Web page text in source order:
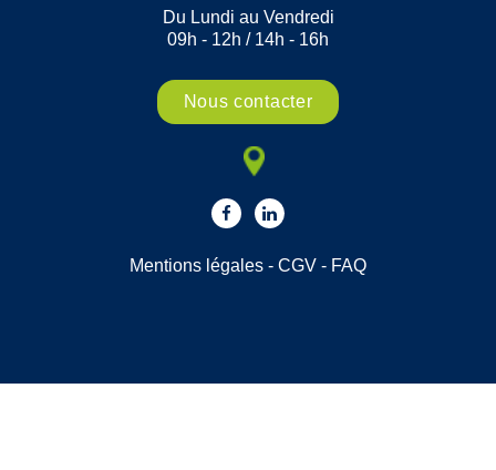
Du Lundi au Vendredi
09h - 12h / 14h - 16h
Nous contacter
Mentions légales - CGV - FAQ